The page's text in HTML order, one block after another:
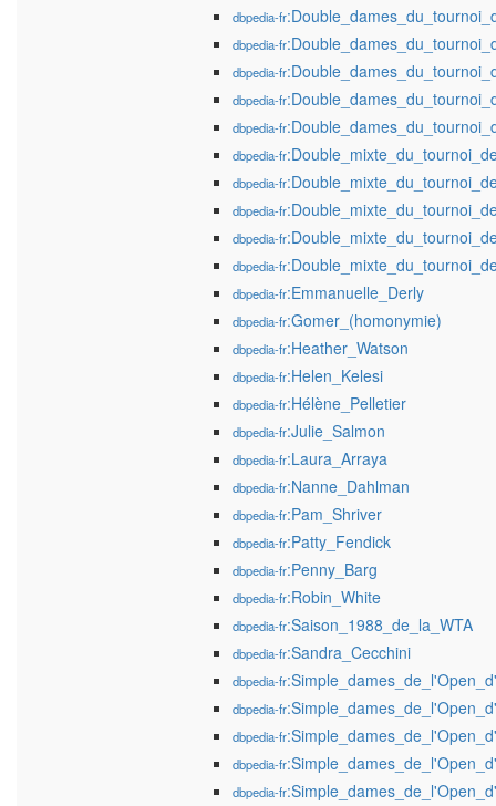
dbpedia-fr
dbpedia-fr
dbpedia-fr
dbpedia-fr
dbpedia-fr
dbpedia-fr
dbpedia-fr
dbpedia-fr
dbpedia-fr
dbpedia-fr
dbpedia-fr:Emmanuelle_Derly
dbpedia-fr:Gomer_(homonymie)
dbpedia-fr:Heather_Watson
dbpedia-fr:Helen_Kelesi
dbpedia-fr:Hélène_Pelletier
dbpedia-fr:Julie_Salmon
dbpedia-fr:Laura_Arraya
dbpedia-fr:Nanne_Dahlman
dbpedia-fr:Pam_Shriver
dbpedia-fr:Patty_Fendick
dbpedia-fr:Penny_Barg
dbpedia-fr:Robin_White
dbpedia-fr:Saison_1988_de_la_WTA
dbpedia-fr:Sandra_Cecchini
dbpedia-fr
dbpedia-fr
dbpedia-fr
dbpedia-fr
dbpedia-fr